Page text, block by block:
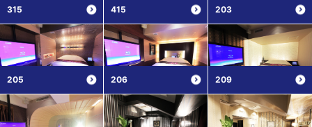
315 415 203
205 206 209